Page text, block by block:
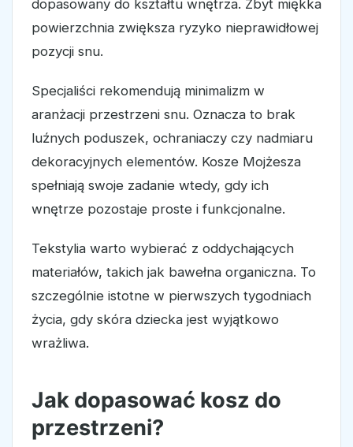
dopasowany do kształtu wnętrza. Zbyt miękka
powierzchnia zwiększa ryzyko nieprawidłowej
pozycji snu.
Specjaliści rekomendują minimalizm w
aranżacji przestrzeni snu. Oznacza to brak
luźnych poduszek, ochraniaczy czy nadmiaru
dekoracyjnych elementów. Kosze Mojżesza
spełniają swoje zadanie wtedy, gdy ich
wnętrze pozostaje proste i funkcjonalne.
Tekstylia warto wybierać z oddychających
materiałów, takich jak bawełna organiczna. To
szczególnie istotne w pierwszych tygodniach
życia, gdy skóra dziecka jest wyjątkowo
wrażliwa.
Jak dopasować kosz do
przestrzeni?